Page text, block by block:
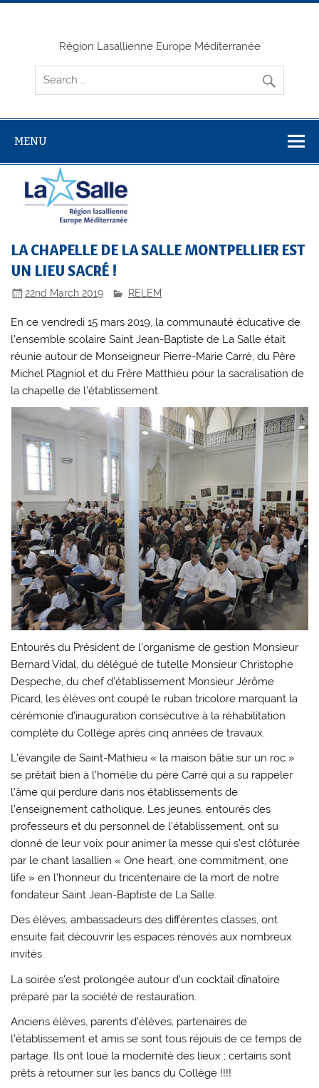
Skip
Région Lasallienne Europe Méditerranée
MENU
LA CHAPELLE DE LA SALLE MONTPELLIER EST
UN LIEU SACRÉ !
22nd March 2019 RELEM
En ce vendredi 15 mars 2019, la communauté éducative de
l’ensemble scolaire Saint Jean-Baptiste de La Salle était
réunie autour de Monseigneur Pierre-Marie Carré, du Père
Michel Plagniol et du Frère Matthieu pour la sacralisation de
la chapelle de l’établissement.
Entourés du Président de l’organisme de gestion Monsieur
Bernard Vidal, du délégué de tutelle Monsieur Christophe
Despeche, du chef d’établissement Monsieur Jérôme
Picard, les élèves ont coupé le ruban tricolore marquant la
cérémonie d’inauguration consécutive à la réhabilitation
complète du Collège après cinq années de travaux.
L’évangile de Saint-Mathieu « la maison bâtie sur un roc »
se prêtait bien à l’homélie du père Carré qui a su rappeler
l’âme qui perdure dans nos établissements de
l’enseignement catholique. Les jeunes, entourés des
professeurs et du personnel de l’établissement, ont su
donné de leur voix pour animer la messe qui s’est clôturée
par le chant lasallien « One heart, one commitment, one
life » en l’honneur du tricentenaire de la mort de notre
fondateur Saint Jean-Baptiste de La Salle.
Des élèves, ambassadeurs des différentes classes, ont
ensuite fait découvrir les espaces rénovés aux nombreux
invités.
La soirée s’est prolongée autour d’un cocktail dînatoire
préparé par la société de restauration.
Anciens élèves, parents d’élèves, partenaires de
l’établissement et amis se sont tous réjouis de ce temps de
partage. Ils ont loué la modernité des lieux ; certains sont
prêts à retourner sur les bancs du Collège !!!!